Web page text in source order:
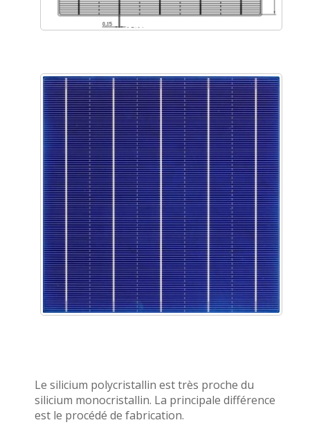
Le silicium polycristallin est très proche du
silicium monocristallin. La principale différence
est le procédé de fabrication.